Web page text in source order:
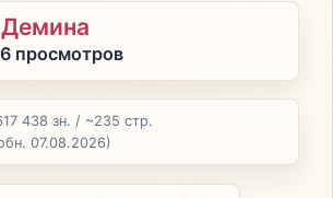
просмотров
438 зн. / ~235 стр.
07.08.2026)